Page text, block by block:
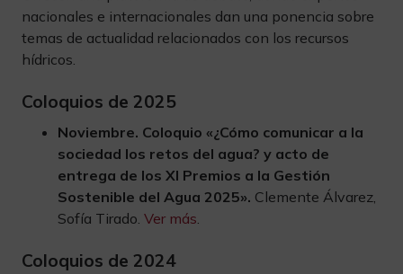
nacionales e internacionales dan una ponencia sobre
temas de actualidad relacionados con los recursos
hídricos.
Coloquios de 2025
Noviembre. Coloquio «¿Cómo comunicar a la
sociedad los retos del agua? y acto de
entrega de los XI Premios a la Gestión
Sostenible del Agua 2025». Clemente Álvarez,
Sofía Tirado. Ver más
Coloquios de 2024